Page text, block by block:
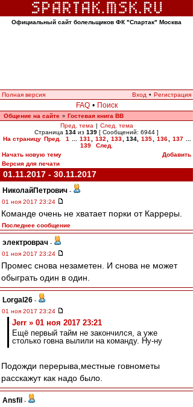
Официальный сайт болельщиков ФК "Спартак" Москва
Полная версия Вход • Регистрация
FAQ • Поиск
Общение на сайте » Гостевая книга ВВ
Пред. тема | След. тема
Страница 134 из 139 [ Сообщений: 6944 ]
На страницу Пред. 1 131 132 133 134, 135 136 137
139
След.
Начать новую тему
Добавить
Версия для печати
01.11.2017 - 30.11.2017
НиколайПетрович -
01 ноя 2017 23:24
Команде очень не хватает порки от Карреры.
Последнее сообщение
электроврач -
01 ноя 2017 23:24
Промес снова незаметен. И снова не может
обыграть один в один.
Lorgal26 -
01 ноя 2017 23:24
Jerr » 01 ноя 2017 23:21
Ещё первый тайм не закончился, а уже
столько говна вылили на команду. Ну-ну
Подожди перерыва,местные говнометы
расскажут как надо было.
Ansfil -